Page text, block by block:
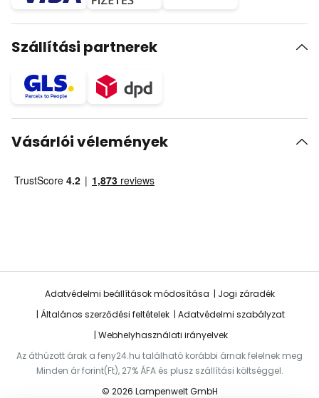
Szállítási partnerek
Vásárlói vélemények
Adatvédelmi beállítások módosítása
Jogi záradék
Általános szerződési feltételek
Adatvédelmi szabályzat
Webhelyhasználati irányelvek
Az áthúzott árak a feny24.hu található korábbi árnak felelnek meg
Minden ár forint(Ft), 27% ÁFA és plusz szállítási költséggel.
© 2026 Lampenwelt GmbH